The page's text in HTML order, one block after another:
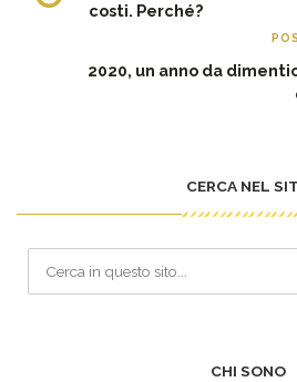
costi. Perché?
2020, un anno da
CERCA NEL
CHI SONO